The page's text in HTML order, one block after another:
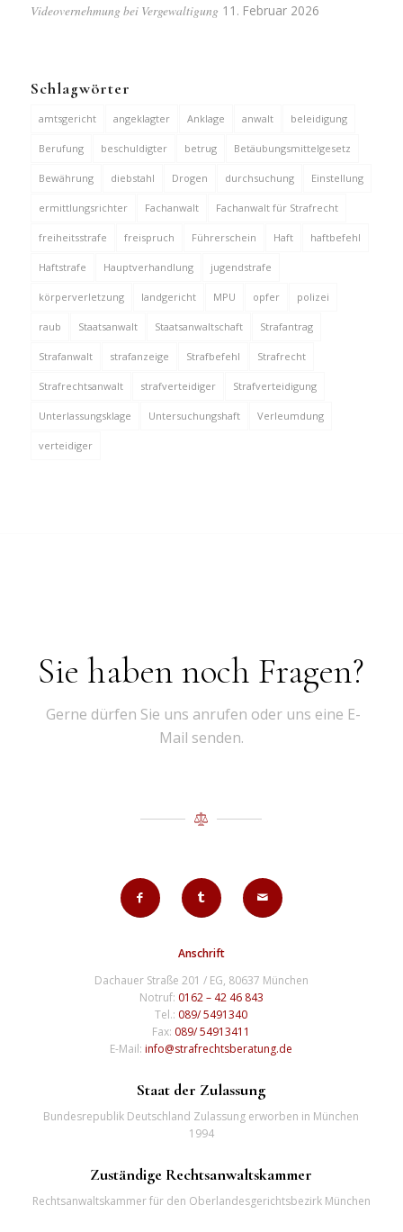
Videovernehmung bei Vergewaltigung 11. Februar 2026
Schlagwörter
amtsgericht angeklagter Anklage anwalt beleidigung
Berufung beschuldigter betrug Betäubungsmittelgesetz
Bewährung diebstahl Drogen durchsuchung Einstellung
ermittlungsrichter Fachanwalt Fachanwalt für Strafrecht
freiheitsstrafe freispruch Führerschein Haft haftbefehl
Haftstrafe Hauptverhandlung jugendstrafe
körperverletzung landgericht MPU opfer polizei
raub Staatsanwalt Staatsanwaltschaft Strafantrag
Strafanwalt strafanzeige Strafbefehl Strafrecht
Strafrechtsanwalt strafverteidiger Strafverteidigung
Unterlassungsklage Untersuchungshaft Verleumdung
verteidiger
Sie haben noch Fragen?
Gerne dürfen Sie uns anrufen oder uns eine E-
Mail senden.
Anschrift
Dachauer Straße 201 / EG, 80637 München
Notruf: 0162 – 42 46 843
Tel.: 089/ 5491340
Fax: 089/ 54913411
E-Mail:info@strafrechtsberatung.de
Staat der Zulassung
Bundesrepublik Deutschland Zulassung erworben in München
1994
Zuständige Rechtsanwaltskammer
Rechtsanwaltskammer für den Oberlandesgerichtsbezirk München